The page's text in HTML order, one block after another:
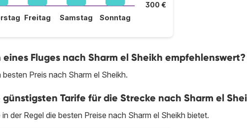
300 €
Freitag Samstag Sonntag
Fluges nach Sharm el Sheikh empfehlenswert?
Preis nach Sharm el Sheikh.
Tarife für die Strecke nach Sharm el
der Regel die besten Preise nach Sharm el Sheikh bietet.